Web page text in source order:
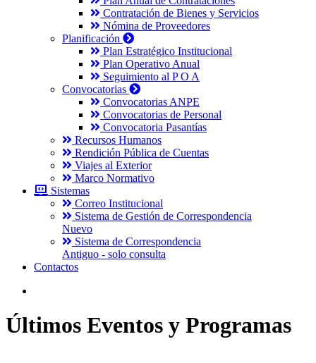
Contratación de Bienes y Servicios
Nómina de Proveedores
Planificación
Plan Estratégico Institucional
Plan Operativo Anual
Seguimiento al P O A
Convocatorias
Convocatorias ANPE
Convocatorias de Personal
Convocatoria Pasantías
Recursos Humanos
Rendición Pública de Cuentas
Viajes al Exterior
Marco Normativo
Sistemas
Correo Institucional
Sistema de Gestión de Correspondencia
Nuevo
Sistema de Correspondencia
Antiguo - solo consulta
Contactos
Últimos Eventos y Programas